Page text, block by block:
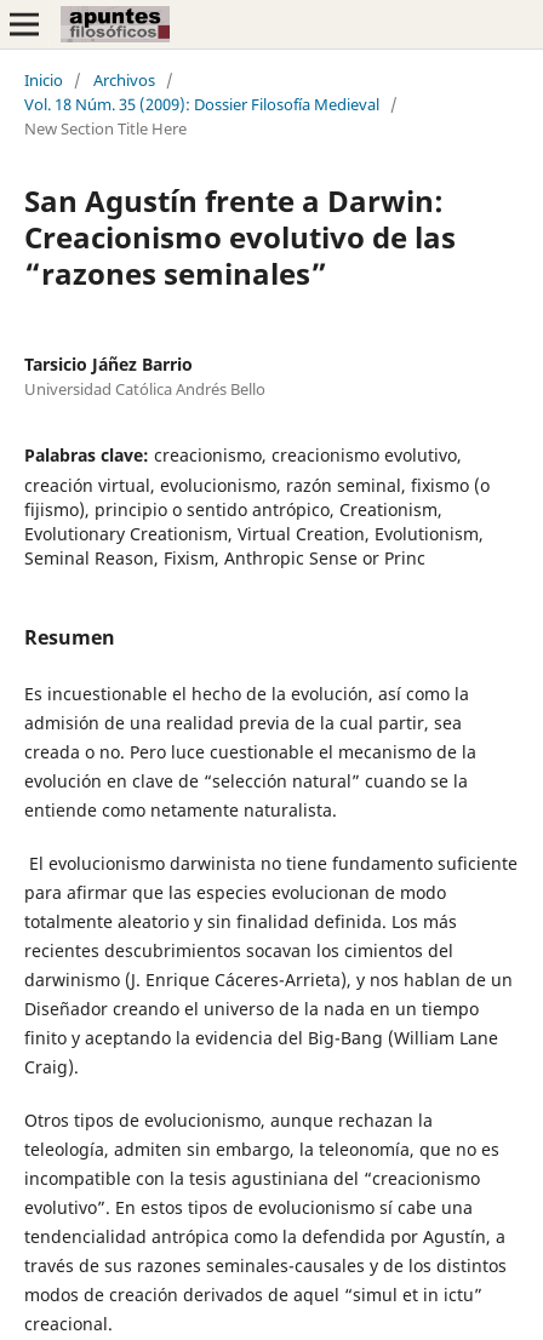
Inicio / Archivos /
Vol. 18 Núm. 35 (2009): Dossier Filosofía Medieval /
New Section Title Here
San Agustín frente a Darwin:
Creacionismo evolutivo de las
“razones seminales”
Tarsicio Jáñez Barrio
Universidad Católica Andrés Bello
Palabras clave: creacionismo, creacionismo evolutivo,
creación virtual, evolucionismo, razón seminal, fixismo (o
fijismo), principio o sentido antrópico, Creationism,
Evolutionary Creationism, Virtual Creation, Evolutionism,
Seminal Reason, Fixism, Anthropic Sense or Princ
Resumen
Es incuestionable el hecho de la evolución, así como la
admisión de una realidad previa de la cual partir, sea
creada o no. Pero luce cuestionable el mecanismo de la
evolución en clave de “selección natural” cuando se la
entiende como netamente naturalista.
El evolucionismo darwinista no tiene fundamento suficiente
para afirmar que las especies evolucionan de modo
totalmente aleatorio y sin finalidad definida. Los más
recientes descubrimientos socavan los cimientos del
darwinismo (J. Enrique Cáceres-Arrieta), y nos hablan de un
Diseñador creando el universo de la nada en un tiempo
finito y aceptando la evidencia del Big-Bang (William Lane
Craig).
Otros tipos de evolucionismo, aunque rechazan la
teleología, admiten sin embargo, la teleonomía, que no es
incompatible con la tesis agustiniana del “creacionismo
evolutivo”. En estos tipos de evolucionismo sí cabe una
tendencialidad antrópica como la defendida por Agustín, a
través de sus razones seminales-causales y de los distintos
modos de creación derivados de aquel “simul et in ictu”
creacional.